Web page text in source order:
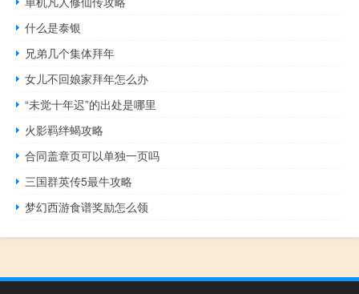
什么是泰银
兄弟几个集体拜年
女儿不回娘家拜年怎么办
“未觉十年迟”的出处是哪里
火影羁绊蝎攻略
合同盖章页可以单独一页吗
三国群英传5最牛攻略
梦幻西游食谱奖励怎么领